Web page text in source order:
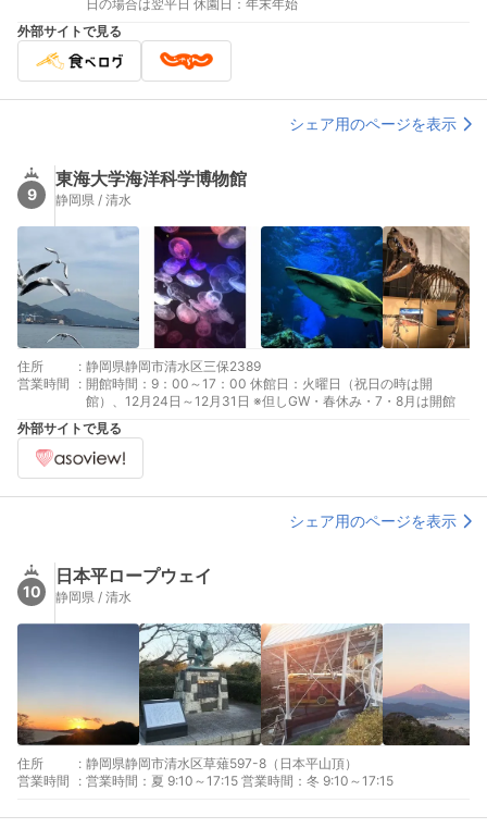
日の場合は翌平日 休園日：年末年始
外部サイトで見る
シェア用のページを表示
9
東海大学海洋科学博物館
静岡県 / 清水
住所 : 静岡県静岡市清水区三保2389
営業時間
: 開館時間：9：00～17：00 休館日：火曜日（祝日の時は開
館）、12月24日～12月31日 ※但しGW・春休み・7・8月は開館
外部サイトで見る
シェア用のページを表示
10
日本平ロープウェイ
静岡県 / 清水
住所 : 静岡県静岡市清水区草薙597-8（日本平山頂）
営業時間
: 営業時間：夏 9:10～17:15 営業時間：冬 9:10～17:15